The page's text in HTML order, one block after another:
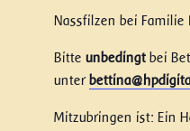
Nassfilzen bei Familie
Bitte unbedingt bei
unter
Mitzubringen ist: Ein